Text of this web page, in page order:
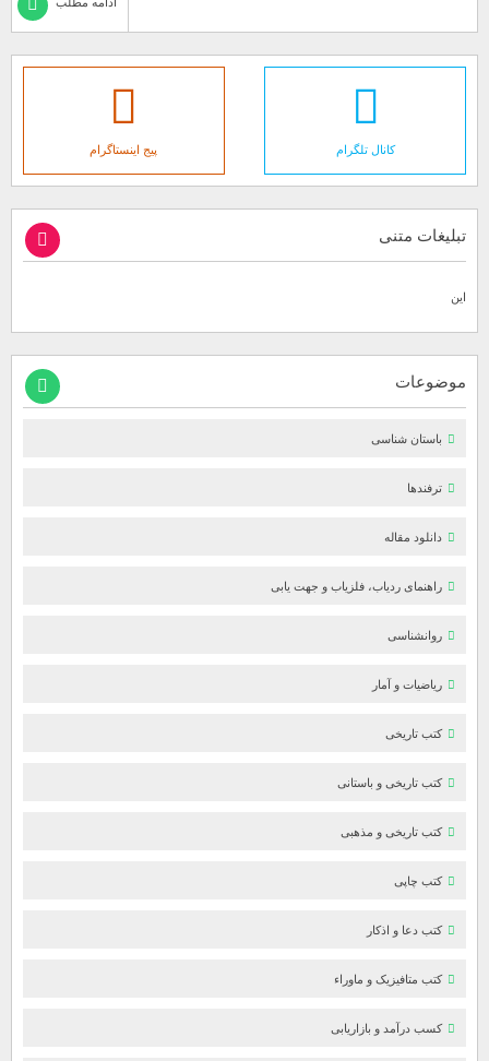
کانال تلگرام پیج اینستاگرام
تبلیغات متنی
این
موضوعات
باستان شناسی
ترفندها
دانلود مقاله
راهنمای ردیاب، فلزیاب و جهت یابی
روانشناسی
ریاضیات و آمار
کتب تاریخی
کتب تاریخی و باستانی
کتب تاریخی و مذهبی
کتب چاپی
کتب دعا و اذکار
کتب متافیزیک و ماوراء
کسب درآمد و بازاریابی